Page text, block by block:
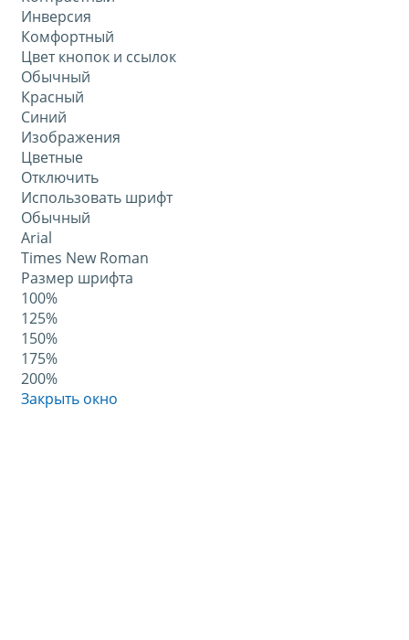
Инверсия
Комфортный
Цвет кнопок и ссылок
Обычный
Красный
Синий
Изображения
Цветные
Отключить
Использовать шрифт
Обычный
Arial
Times New Roman
Размер шрифта
100%
125%
150%
175%
200%
Закрыть окно